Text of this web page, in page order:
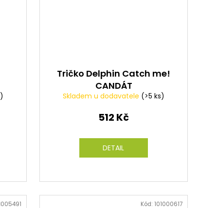
Tričko Delphin Catch me!
CANDÁT
Skladem u dodavatele (>5 ks)
512 Kč
DETAIL
Kód: 101000617